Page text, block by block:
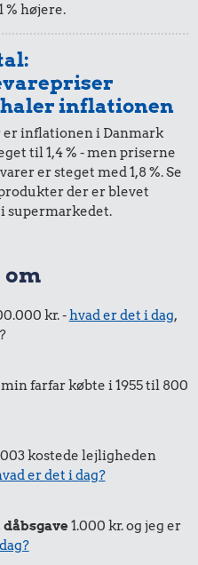
kr.
kr.
i 1929
1,00 kr.
i 2025
% højere.
inflationen
er inflationen i Danmark
til 1,4 % - men priserne
er steget med 1,8 %. Se
der er blevet
supermarkedet.
om
kr. -hvad er det i dag,
min farfar købte i 1955 til 800
kostede lejligheden
er det i dag?
1.000 kr. og jeg er